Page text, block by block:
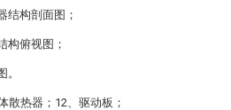
结构剖面图；
构俯视图；
散热器；12、驱动板；